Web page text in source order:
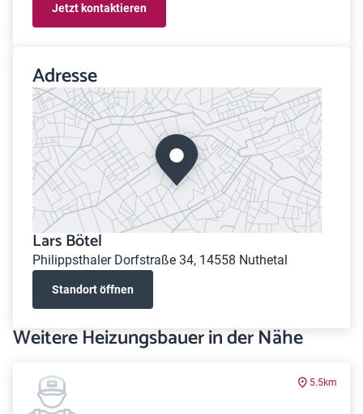
Jetzt kontaktieren
Adresse
Lars Bötel
Philippsthaler Dorfstraße 34, 14558 Nuthetal
Standort öffnen
Weitere Heizungsbauer in der Nähe
5.5km